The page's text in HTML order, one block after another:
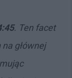
. Ten facet
głównej